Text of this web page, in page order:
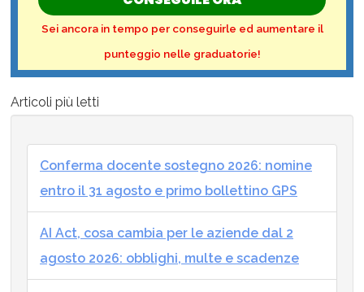
Sei ancora in tempo per conseguirle ed aumentare il
punteggio nelle graduatorie!
Articoli più letti
Conferma docente sostegno 2026: nomine
entro il 31 agosto e primo bollettino GPS
AI Act, cosa cambia per le aziende dal 2
agosto 2026: obblighi, multe e scadenze